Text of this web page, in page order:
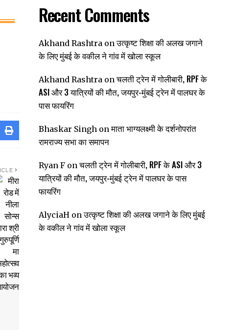
Recent Comments
Akhand Rashtraonउत्कृष्ट शिक्षा की अलख जगाने
के लिए मुंबई के वकील ने गांव में खोला स्कूल
Akhand Rashtraonचलती ट्रेन में गोलीबारी, RPF के
ASI और 3 यात्रियों की मौत, जयपुर-मुंबई ट्रेन में पालघर के
पास फायरिंग
Bhaskar Singhonमाता भाग्यलक्ष्मी के दर्शनोपरांत
रामराज्य सभा का समापन
Ryan Fonचलती ट्रेन में गोलीबारी, RPF के ASI और 3
यात्रियों की मौत, जयपुर-मुंबई ट्रेन में पालघर के पास
फायरिंग
AlyciaHonउत्कृष्ट शिक्षा की अलख जगाने के लिए मुंबई
के वकील ने गांव में खोला स्कूल